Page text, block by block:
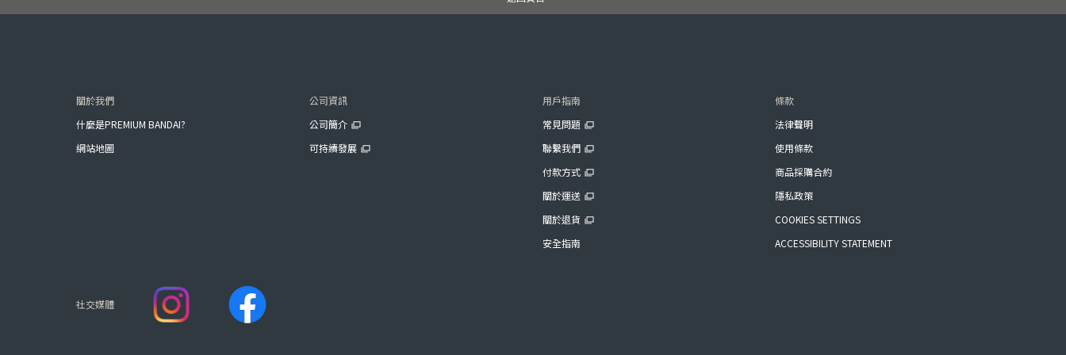
關於我們
什麼是PREMIUM BANDAI?
網站地圖
公司資訊
公司簡介
可持續發展
用戶指南
常見問題
聯繫我們
付款方式
關於運送
關於退貨
安全指南
條款
法律聲明
使用條款
商品採購合約
隱私政策
COOKIES SETTINGS
ACCESSIBILITY STATEMENT
社交媒體